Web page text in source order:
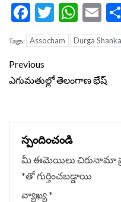
Facebook
Twitter
Tags: Assocham Durga
Continue
Reading
Previous
ఎగుమతుల్లో తెలంగాణ భేష్
స్పందించండి
మీ ఈమెయిలు చిరునామా
*‌తో గుర్తించబడ్డాయి
వ్యాఖ్య*